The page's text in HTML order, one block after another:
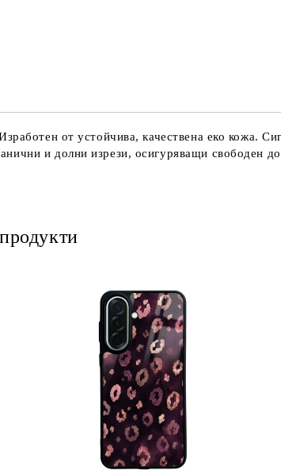
от устойчива, качествена еко кожа.
и долни изрези, осигуряващи свободен